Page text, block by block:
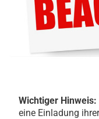
Wichtiger Hinweis:
eine Einladung